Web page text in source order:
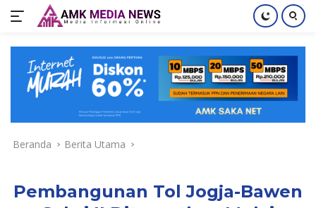
konten
Beranda Berita Utama
Pembangunan Tol Jogja-Bawen